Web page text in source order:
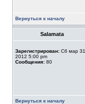
Вернуться к началу
Salamata
Зарегистрирован: Сб мар 31,
2012 5:00 pm
Сообщения: 80
Вернуться к началу